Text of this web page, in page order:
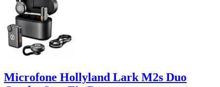
Microfone Hollyland Lark M2s Duo